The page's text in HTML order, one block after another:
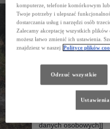
komputerze, telefonie komórkowym
Twoje potrzeby i ulepszać
dostarczania usług i narzędzi osób
Zalecamy akceptację wszystkich plików
możesz łatwo zmienić ich ustawienia.
znajdziesz w naszej Polityce plików
Odrzuć wszystkie